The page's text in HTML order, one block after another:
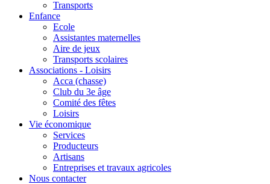
Transports
Enfance
Ecole
Assistantes maternelles
Aire de jeux
Transports scolaires
Associations - Loisirs
Acca (chasse)
Club du 3e âge
Comité des fêtes
Loisirs
Vie économique
Services
Producteurs
Artisans
Entreprises et travaux agricoles
Nous contacter